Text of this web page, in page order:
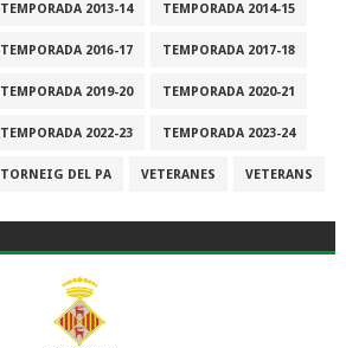
TEMPORADA 2013-14 TEMPORADA 2014-15
TEMPORADA 2016-17 TEMPORADA 2017-18
TEMPORADA 2019-20 TEMPORADA 2020-21
TEMPORADA 2022-23 TEMPORADA 2023-24
TORNEIG DEL PA VETERANES VETERANS